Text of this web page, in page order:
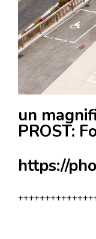
un
PROST:
https://